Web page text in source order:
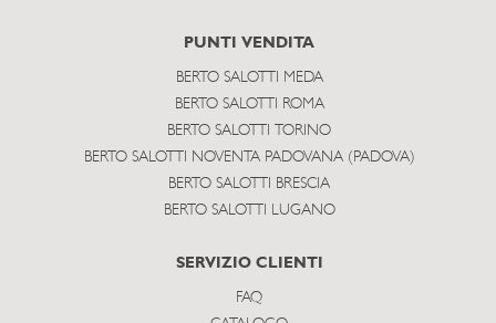
PUNTI VENDITA
BERTO SALOTTI MEDA
BERTO SALOTTI ROMA
BERTO SALOTTI TORINO
BERTO SALOTTI NOVENTA PADOVANA (PADOVA)
BERTO SALOTTI BRESCIA
BERTO SALOTTI LUGANO
SERVIZIO CLIENTI
FAQ